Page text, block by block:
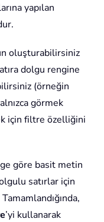
yapılan
oluşturabilirsiniz
dolgu rengine
(örneğin
görmek
için filtre özelliğini
göre basit metin
satırlar için
’yi kullanarak